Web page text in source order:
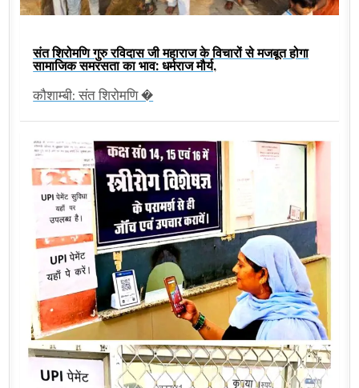
संत शिरोमणि गुरु रविदास जी महाराज के विचारों से मजबूत होगा
सामाजिक समरसता का भाव: धर्मराज मौर्य,
कौशाम्बी: संत शिरोमणि �